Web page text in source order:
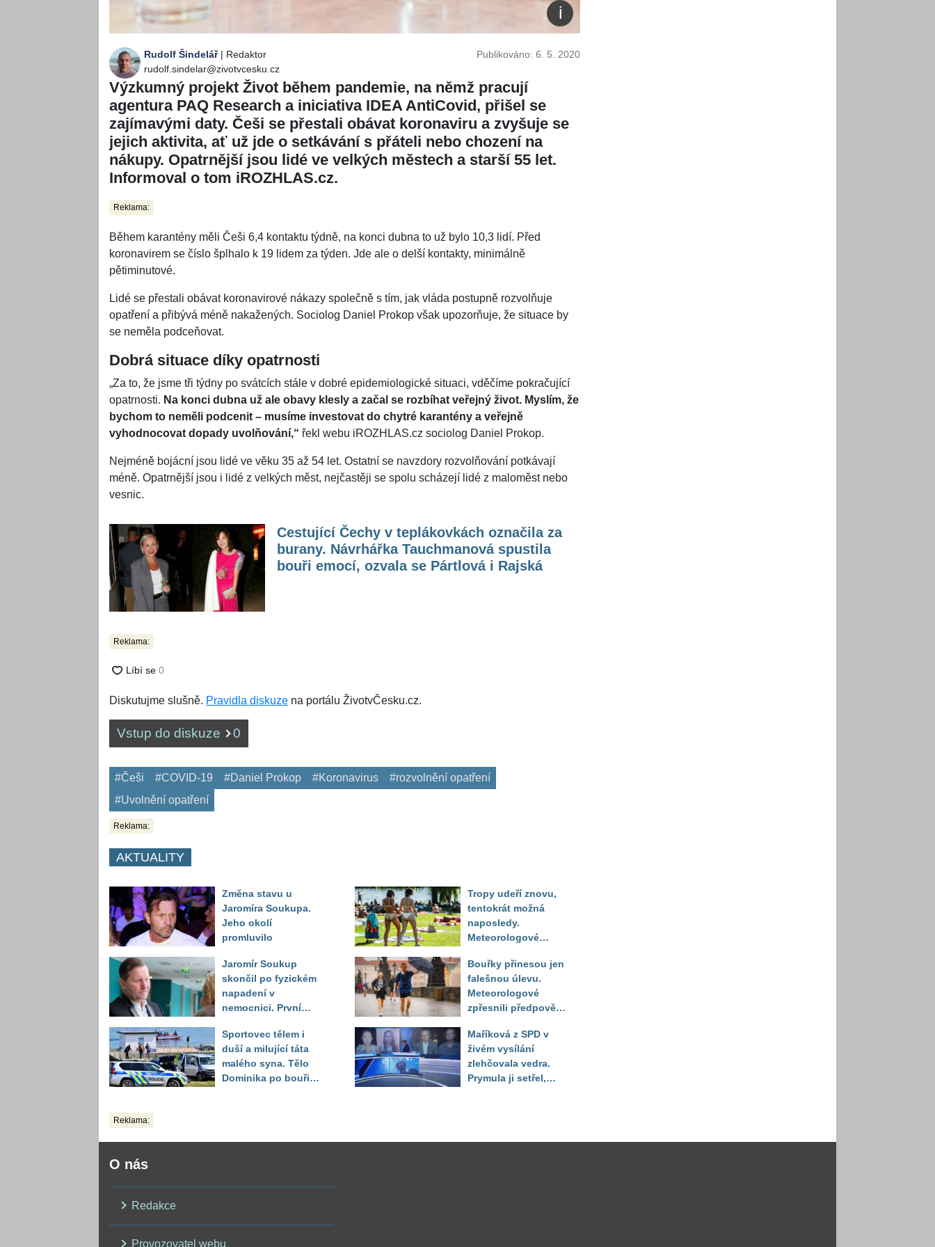
Rudolf Šindelář| Redaktor
rudolf.sindelar@zivotvcesku.cz
Publikováno: 6. 5. 2020
Výzkumný projekt Život během pandemie, na němž pracují
agentura PAQ Research a iniciativa IDEA AntiCovid, přišel se
zajímavými daty. Češi se přestali obávat koronaviru a zvyšuje se
jejich aktivita, ať už jde o setkávání s přáteli nebo chození na
nákupy. Opatrnější jsou lidé ve velkých městech a starší 55 let.
Informoval o tom iROZHLAS.cz.
Reklama:
Během karantény měli Češi 6,4 kontaktu týdně, na konci dubna to už bylo 10,3 lidí. Před
koronavirem se číslo šplhalo k 19 lidem za týden. Jde ale o delší kontakty, minimálně
pětiminutové.
Lidé se přestali obávat koronavirové nákazy společně s tím, jak vláda postupně rozvolňuje
opatření a přibývá méně nakažených. Sociolog Daniel Prokop však upozorňuje, že situace by
se neměla podceňovat.
Dobrá situace díky opatrnosti
„Za to, že jsme tři týdny po svátcích stále v dobré epidemiologické situaci, vděčíme pokračující
opatrnosti. Na konci dubna už ale obavy klesly a začal se rozbíhat veřejný život. Myslím, že
bychom to neměli podcenit – musíme investovat do chytré karantény a veřejně
vyhodnocovat dopady uvolňování,“ řekl webu iROZHLAS.cz sociolog Daniel Prokop.
Nejméně bojácní jsou lidé ve věku 35 až 54 let. Ostatní se navzdory rozvolňování potkávají
méně. Opatrnější jsou i lidé z velkých měst, nejčastěji se spolu scházejí lidé z maloměst nebo
vesnic.
Cestující Čechy v teplákovkách označila za
burany. Návrhářka Tauchmanová spustila
bouři emocí, ozvala se Pártlová i Rajská
Reklama:
Diskutujme slušně. Pravidla diskuze na portálu ŽivotvČesku.cz.
Vstup do diskuze 0
#Češi #COVID-19 #Daniel Prokop #Koronavirus
#rozvolnění opatření
#Uvolnění opatření
Reklama:
AKTUALITY
Změna stavu u
Jaromíra Soukupa.
Jeho okolí
promluvilo
Jaromír Soukup
skončil po fyzickém
napadení v
nemocnici. První
Sportovec tělem i
duší a milující táta
malého syna. Tělo
Dominika po bouři
Tropy udeří znovu,
tentokrát možná
naposledy.
Meteorologové
do září
Bouřky přinesou jen
falešnou úlevu.
Meteorologové
zpřesnili předpověď
horkého počasí
Maříková z SPD v
živém vysílání
zlehčovala vedra.
Prymula ji setřel,
Reklama:
O nás
Redakce
Provozovatel webu